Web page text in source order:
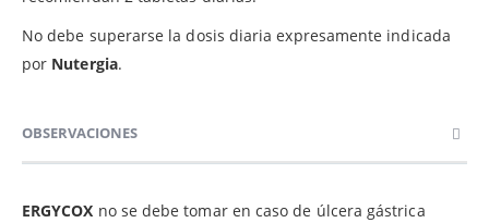
No debe superarse la dosis diaria expresamente indicada
por Nutergia.
OBSERVACIONES
ERGYCOX no se debe tomar en caso de úlcera gástrica